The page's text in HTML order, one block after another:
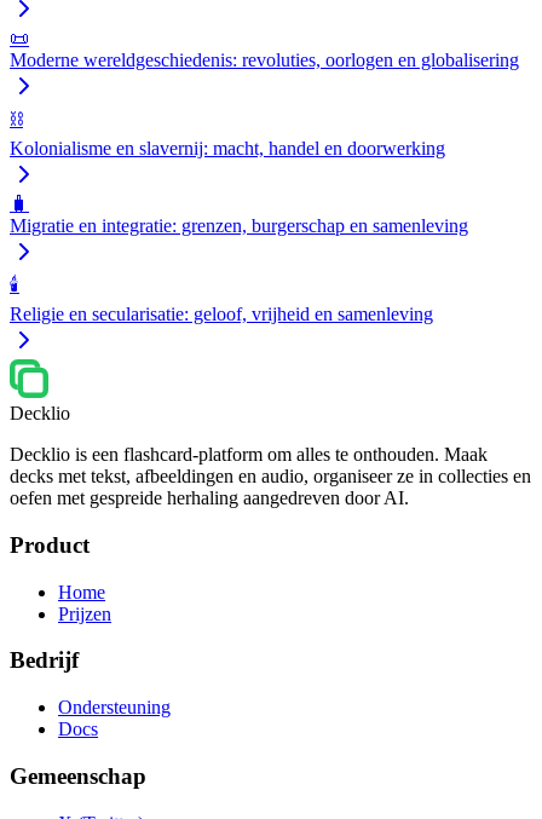
📜
Moderne wereldgeschiedenis: revoluties, oorlogen en globalisering
⛓️
Kolonialisme en slavernij: macht, handel en doorwerking
🧳
Migratie en integratie: grenzen, burgerschap en samenleving
🕯️
Religie en secularisatie: geloof, vrijheid en samenleving
Decklio
Decklio is een flashcard-platform om alles te onthouden. Maak
decks met tekst, afbeeldingen en audio, organiseer ze in collecties en
oefen met gespreide herhaling aangedreven door AI.
Product
Home
Prijzen
Bedrijf
Ondersteuning
Docs
Gemeenschap